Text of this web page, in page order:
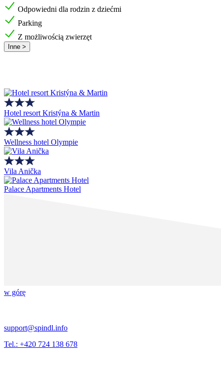
Odpowiedni dla rodzin z dziećmi
Parking
Z możliwością zwierzęt
Inne >
Hotel resort Kristýna & Martin
Wellness hotel Olympie
Vila Anička
Palace Apartments Hotel
w górę
support@spindl.info
Tel.: +420 724 138 678